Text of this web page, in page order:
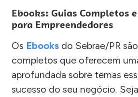
Ebooks: Guias Completos
para Empreendedores
Os Ebooks do Sebrae/PR
completos que oferecem
aprofundada sobre temas
sucesso do seu negócio.